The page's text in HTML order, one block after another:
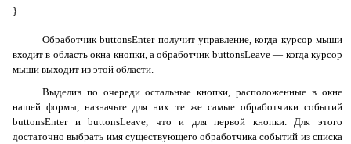
}
ОбработчикbuttonsEnterполучит управление, когда курсор мыши
входит в область окна кнопки, а обработчик buttonsLeave— когда курсор
мыши выходит из этой области.
Выделив по очереди остальные кнопки, расположенные в окне
нашей формы, назначьте для них те же самые обработчики событий
buttonsEnterиbuttonsLeave, что и для первой кнопки. Для этого
достаточно выбрать имя существующего обработчика событий из списка